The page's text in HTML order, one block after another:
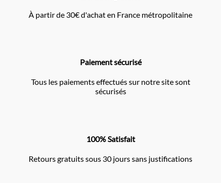
À partir de 30€ d'achat en France métropolitaine
Paiement sécurisé
Tous les paiements effectués sur notre site sont
sécurisés
100% Satisfait
Retours gratuits sous 30 jours sans justifications